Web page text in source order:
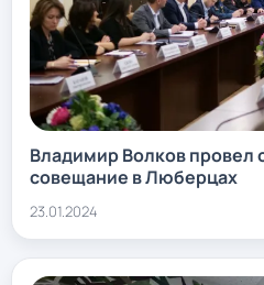
Владимир Волков провел
совещание в Люберцах
23.01.2024